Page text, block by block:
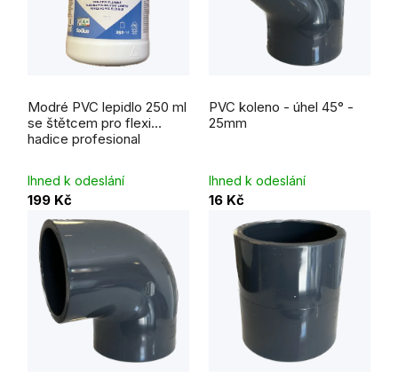
Modré PVC lepidlo 250 ml
se štětcem pro flexi
hadice profesional
Ihned k odeslání
199 Kč
PVC koleno - úhel 45° -
25mm
Ihned k odeslání
16 Kč